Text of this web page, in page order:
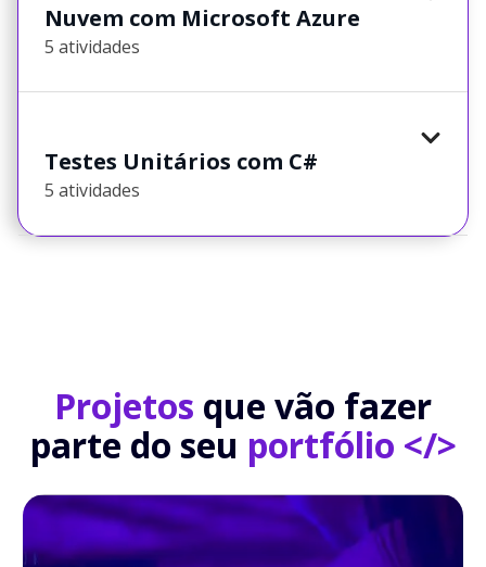
Nuvem com Microsoft Azure
5 atividades
Testes Unitários com C#
5 atividades
Projetos que vão fazer
parte do seu portfólio </>